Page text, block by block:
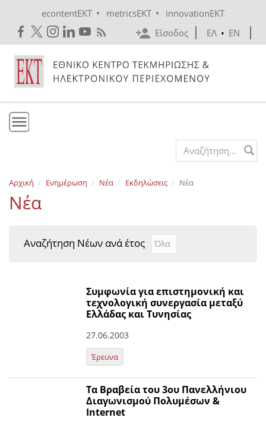
econtentEKT • metricsEKT •
innovationEKT
Είσοδος
ΕΛ • EN
Εκδόσεις
Ενημέρωση
Search form
Αρχική Ενημέρωση Νέα Εκδηλώσεις Νέα
Νέα
Αναζήτηση Νέων ανά έτος Αναζήτηση Νέων ανά
Year
Συμφωνία για επιστημονική και
τεχνολογική συνεργασία μεταξύ
Ελλάδας και Τυνησίας
27.06.2003
Έρευνα
Τα Βραβεία του 3ου Πανελλήνιου
Διαγωνισμού Πολυμέσων &
Internet